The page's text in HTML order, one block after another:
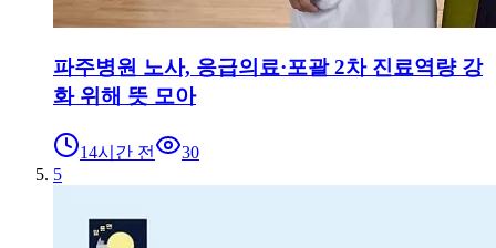
파주병원 노사, 응급의료·포괄 2차 진료역량 강
화 위해 뜻 모아
14시간 전
30
5